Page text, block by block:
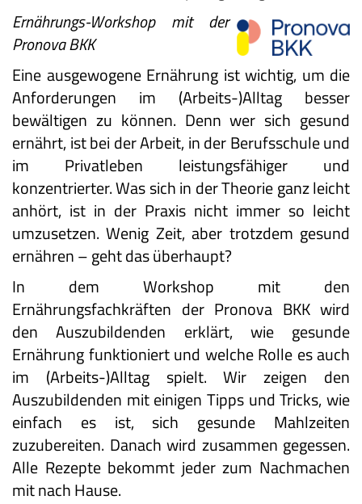
Ernährungs-Workshop mit der
Pronova BKK
Eine ausgewogene Ernährung ist wichtig, um die
Anforderungen im (Arbeits-)Alltag besser
bewältigen zu können. Denn wer sich gesund
ernährt, ist bei der Arbeit, in der Berufsschule und
im Privatleben leistungsfähiger und
konzentrierter. Was sich in der Theorie ganz leicht
anhört, ist in der Praxis nicht immer so leicht
umzusetzen. Wenig Zeit, aber trotzdem gesund
ernähren – geht das überhaupt?
In dem Workshop mit den
Ernährungsfachkräften der Pronova BKK wird
den Auszubildenden erklärt, wie gesunde
Ernährung funktioniert und welche Rolle es auch
im (Arbeits-)Alltag spielt. Wir zeigen den
Auszubildenden mit einigen Tipps und Tricks, wie
einfach es ist, sich gesunde Mahlzeiten
zuzubereiten. Danach wird zusammen gegessen.
Alle Rezepte bekommt jeder zum Nachmachen
mit nach Hause.